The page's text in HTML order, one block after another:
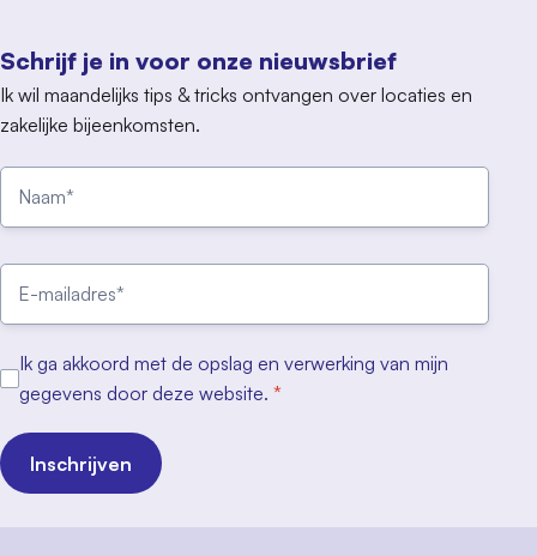
Schrijf je in voor onze nieuwsbrief
Ik wil maandelijks tips & tricks ontvangen over locaties en
zakelijke bijeenkomsten.
Ik ga akkoord met de opslag en verwerking van mijn
gegevens door deze website. *
Inschrijven